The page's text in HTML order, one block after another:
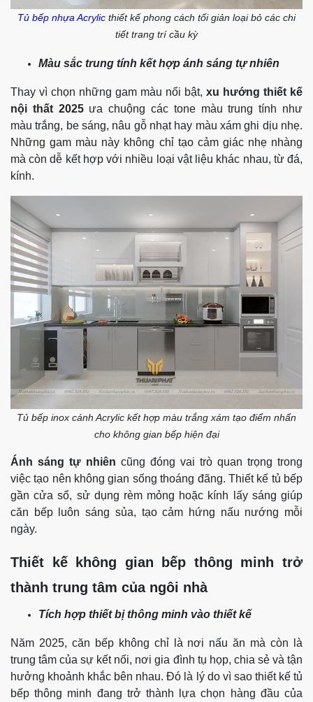
Tủ bếp nhựa Acrylic thiết kế phong cách tối giản loại bỏ các chi
tiết trang trí cầu kỳ
Màu sắc trung tính kết hợp ánh sáng tự nhiên
Thay vì chọn những gam màu nổi bật, xu hướng thiết kế
nội thất 2025ưa chuộng các tone màu trung tính như
màu trắng, be sáng, nâu gỗ nhạt hay màu xám ghi dịu nhẹ.
Những gam màu này không chỉ tạo cảm giác nhẹ nhàng
mà còn dễ kết hợp với nhiều loại vật liệu khác nhau, từ đá,
kính.
Tủ bếp inox cánh Acrylic kết hợp màu trắng xám tạo điểm nhấn
cho không gian bếp hiện đại
Ánh sáng tự nhiên cũng đóng vai trò quan trọng trong
việc tạo nên không gian sống thoáng đãng. Thiết kế tủ bếp
gần cửa sổ, sử dụng rèm mỏng hoặc kính lấy sáng giúp
căn bếp luôn sáng sủa, tạo cảm hứng nấu nướng mỗi
ngày.
Thiết kế không gian bếp thông minh trở
thành trung tâm của ngôi nhà
Tích hợp thiết bị thông minh vào thiết kế
Năm 2025, căn bếp không chỉ là nơi nấu ăn mà còn là
trung tâm của sự kết nối, nơi gia đình tụ họp, chia sẻ và tận
hưởng khoảnh khắc bên nhau. Đó là lý do vì sao thiết kế tủ
bếp thông minh đang trở thành lựa chọn hàng đầu của